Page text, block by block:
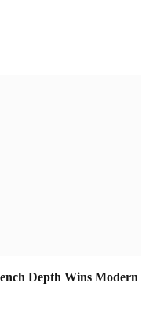
Depth Wins Modern